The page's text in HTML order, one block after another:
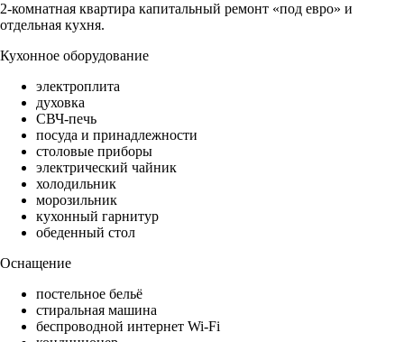
2-комнатная квартира капитальный ремонт «под евро» и
отдельная кухня.
Кухонное оборудование
электроплита
духовка
СВЧ-печь
посуда и принадлежности
столовые приборы
электрический чайник
холодильник
морозильник
кухонный гарнитур
обеденный стол
Оснащение
постельное бельё
стиральная машина
беспроводной интернет Wi-Fi